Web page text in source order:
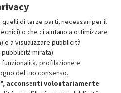
da
-50%
al carrello
di terze parti, necessari per il
o che ci aiutano a ottimizzare
e a visualizzare pubblicità
mirata).
profilazione e
del tuo consenso.
acconsenti volontariamente